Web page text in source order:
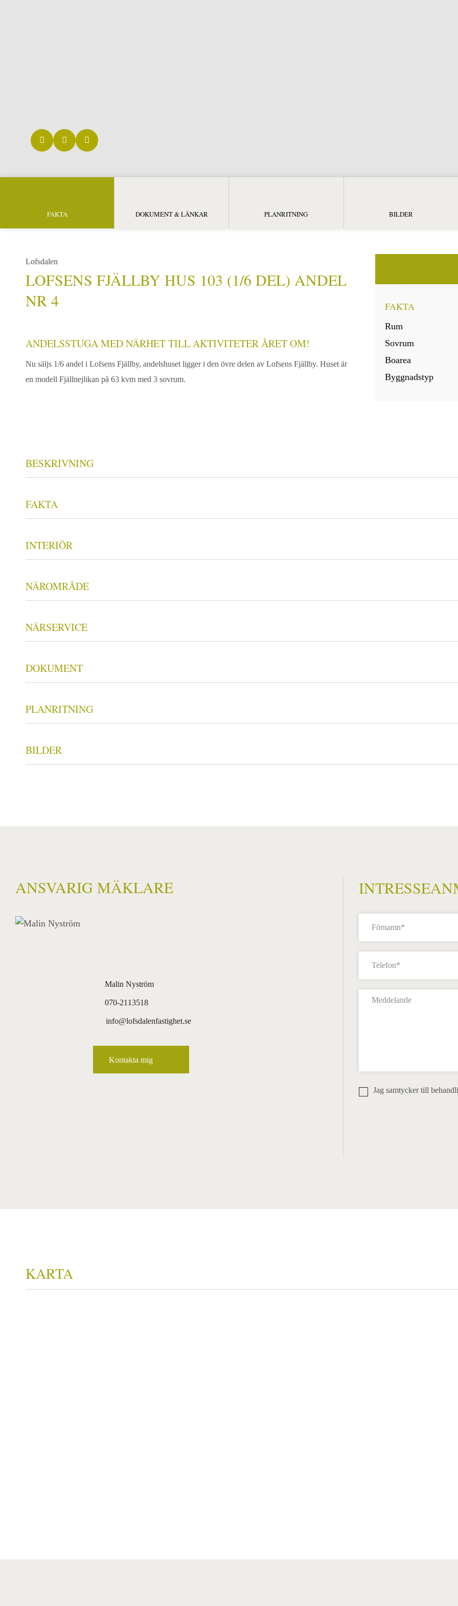
FAKTA DOKUMENT & LÄNKAR PLANRITNING BILDER
Lofsdalen
LOFSENS FJÄLLBY HUS 103 (1/6 DEL) ANDEL
NR 4
ANDELSSTUGA MED NÄRHET TILL AKTIVITETER ÅRET OM!
Nu säljs 1/6 andel i Lofsens Fjällby, andelshuset ligger i den övre delen av Lofsens Fjällby. Huset är
en modell Fjällnejlikan på 63 kvm med 3 sovrum.
FAKTA
Rum
Sovrum
Boarea
Byggnadstyp
BESKRIVNING
FAKTA
INTERIÖR
NÄROMRÅDE
NÄRSERVICE
DOKUMENT
PLANRITNING
BILDER
ANSVARIG MÄKLARE
Malin Nyström
070-2113518
info@lofsdalenfastighet.se
Kontakta mig
Jag samtycker till
KARTA